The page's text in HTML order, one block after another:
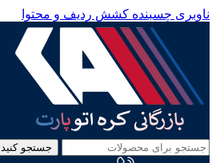
ناوبری چسبنده کشش ردیف و محتوا
جستجو کنید